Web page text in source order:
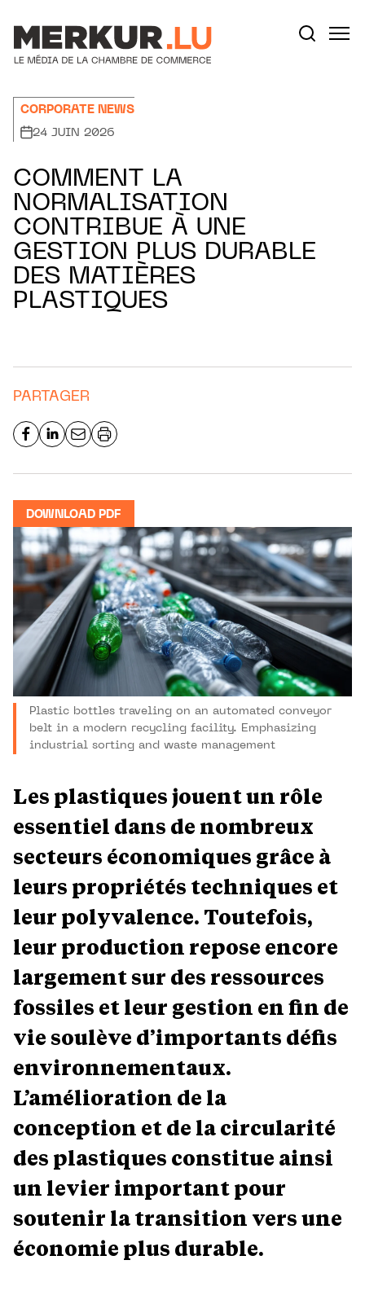
CORPORATE NEWS
24 JUIN 2026
COMMENT LA
NORMALISATION
CONTRIBUE À UNE
GESTION PLUS DURABLE
DES MATIÈRES
PLASTIQUES
PARTAGER
DOWNLOAD PDF
Plastic bottles traveling on an automated conveyor
belt in a modern recycling facility. Emphasizing
industrial sorting and waste management
Les plastiques jouent un rôle
essentiel dans de nombreux
secteurs économiques grâce à
leurs propriétés techniques et
leur polyvalence. Toutefois,
leur production repose encore
largement sur des ressources
fossiles et leur gestion en fin de
vie soulève d’importants défis
environnementaux.
L’amélioration de la
conception et de la circularité
des plastiques constitue ainsi
un levier important pour
soutenir la transition vers une
économie plus durable.